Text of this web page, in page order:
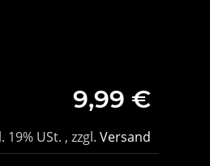
9,99 €
19% USt. , zzgl. Versand